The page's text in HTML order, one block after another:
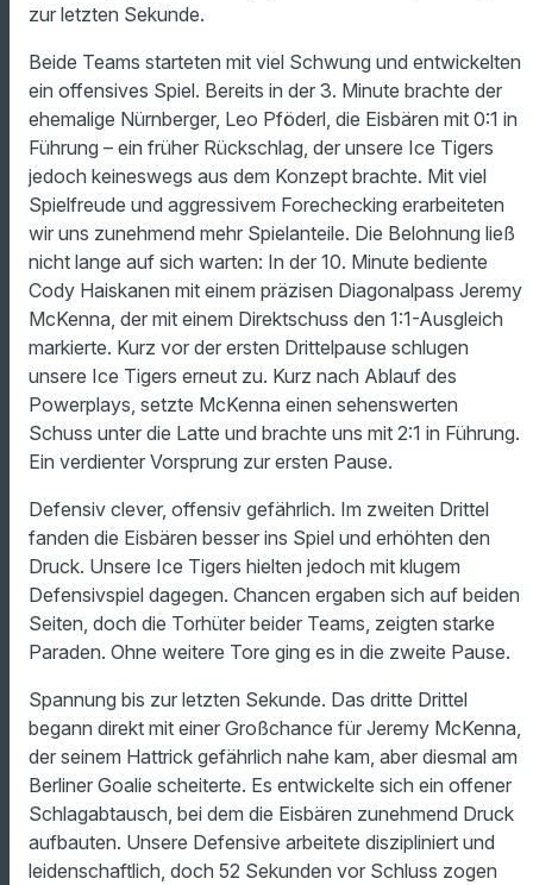
zur letzten Sekunde.
Beide Teams starteten mit viel Schwung und entwickelten
ein offensives Spiel. Bereits in der 3. Minute brachte der
ehemalige Nürnberger, Leo Pföderl, die Eisbären mit 0:1 in
Führung – ein früher Rückschlag, der unsere Ice Tigers
jedoch keineswegs aus dem Konzept brachte. Mit viel
Spielfreude und aggressivem Forechecking erarbeiteten
wir uns zunehmend mehr Spielanteile. Die Belohnung ließ
nicht lange auf sich warten: In der 10. Minute bediente
Cody Haiskanen mit einem präzisen Diagonalpass Jeremy
McKenna, der mit einem Direktschuss den 1:1-Ausgleich
markierte. Kurz vor der ersten Drittelpause schlugen
unsere Ice Tigers erneut zu. Kurz nach Ablauf des
Powerplays, setzte McKenna einen sehenswerten
Schuss unter die Latte und brachte uns mit 2:1 in Führung.
Ein verdienter Vorsprung zur ersten Pause.
Defensiv clever, offensiv gefährlich. Im zweiten Drittel
fanden die Eisbären besser ins Spiel und erhöhten den
Druck. Unsere Ice Tigers hielten jedoch mit klugem
Defensivspiel dagegen. Chancen ergaben sich auf beiden
Seiten, doch die Torhüter beider Teams, zeigten starke
Paraden. Ohne weitere Tore ging es in die zweite Pause.
Spannung bis zur letzten Sekunde. Das dritte Drittel
begann direkt mit einer Großchance für Jeremy McKenna,
der seinem Hattrick gefährlich nahe kam, aber diesmal am
Berliner Goalie scheiterte. Es entwickelte sich ein offener
Schlagabtausch, bei dem die Eisbären zunehmend Druck
aufbauten. Unsere Defensive arbeitete diszipliniert und
leidenschaftlich, doch 52 Sekunden vor Schluss zogen